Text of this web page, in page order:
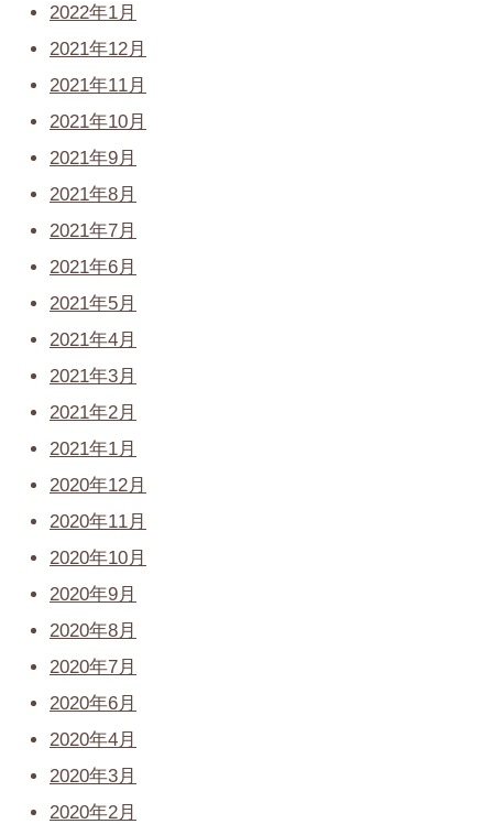
2022年1月
2021年12月
2021年11月
2021年10月
2021年9月
2021年8月
2021年7月
2021年6月
2021年5月
2021年4月
2021年3月
2021年2月
2021年1月
2020年12月
2020年11月
2020年10月
2020年9月
2020年8月
2020年7月
2020年6月
2020年4月
2020年3月
2020年2月